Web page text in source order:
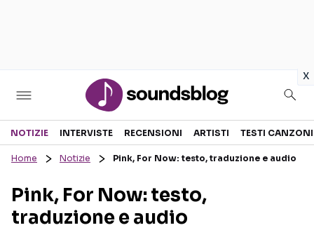
x
Sezioni
RECENSIONI MUSICALI
INTERVISTE
TESTI CANZONI
TOUR ED EVENTI
NOTIZIE INTERVISTE RECENSIONI ARTISTI TESTI CANZONI
Home Notizie Pink, For Now: testo, traduzione e audio
Pink, For Now: testo,
traduzione e audio